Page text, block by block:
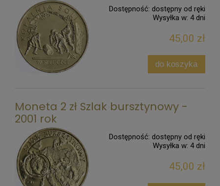
Dostępność: dostępny od ręki
Wysyłka w: 4 dni
45,00 zł
do koszyka
Moneta 2 zł Szlak bursztynowy -
2001 rok
Dostępność: dostępny od ręki
Wysyłka w: 4 dni
45,00 zł